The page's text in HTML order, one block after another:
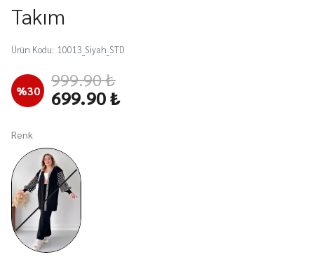
Takım
Ürün Kodu: 10013_Siyah_STD
%30 999.90 ₺
699.90 ₺
Renk